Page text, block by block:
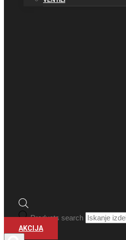
Products search
AKCIJA